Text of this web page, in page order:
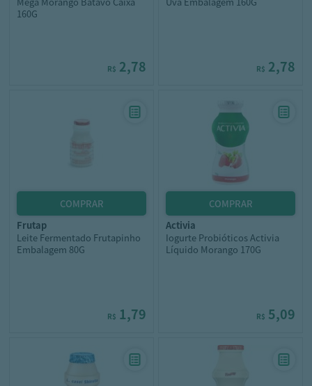
160G
R$ 2,78 R$ 2,78
frutap
Leite Fermentado Frutapinho
Embalagem 80G
R$ 1,79
activia
Iogurte Probióticos Activia
Líquido Morango 170G
R$ 5,09